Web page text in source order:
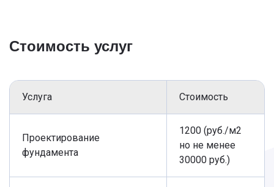
Длина сваи 5500 мм.
2 100 руб.
руб.
Длина сваи 6000 мм.
2 200 руб.
Монтаж сваи 6000 мм.
1 800 руб.
Стоимость услуг
Услуга Стоимость
Проектирование
фундамента
1200 (руб./м2
но не менее
30000 руб.)